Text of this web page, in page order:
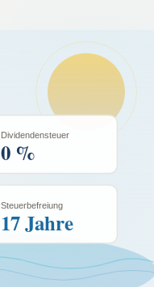
Dividendensteuer
0 %
Steuerbefreiung
17 Jahre